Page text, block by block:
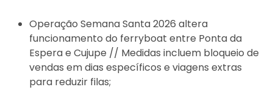
Operação Semana Santa 2026 altera
funcionamento do ferryboat entre Ponta da
Espera e Cujupe // Medidas incluem bloqueio de
vendas em dias específicos e viagens extras
para reduzir filas;